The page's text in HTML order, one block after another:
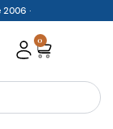
2006 ·
0
Cart